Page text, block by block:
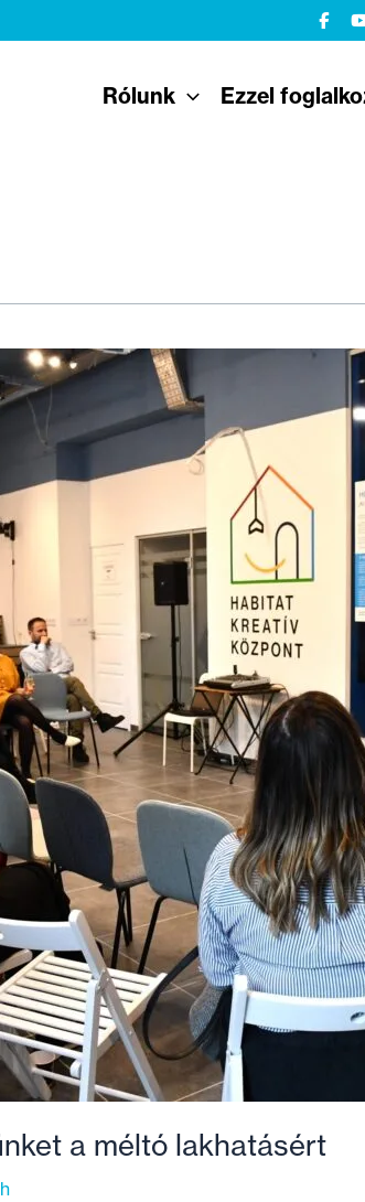
Rólunk Ezzel
a méltó lakhatásért